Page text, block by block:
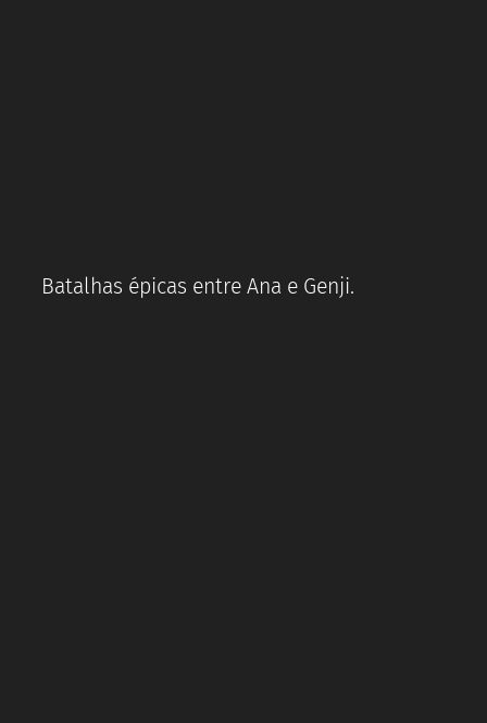
Batalhas épicas entre Ana e Genji.